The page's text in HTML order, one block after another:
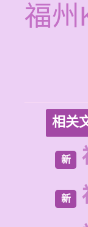
福州
相关
新
新